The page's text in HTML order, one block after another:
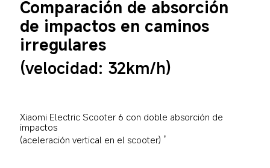
Comparación de absorción
de impactos en caminos
irregulares
(velocidad: 32km/h)
Xiaomi Electric Scooter 6 con doble absorción de
impactos
(aceleración vertical en el scooter)
9